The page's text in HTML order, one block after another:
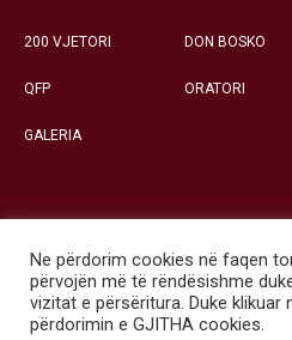
200 VJETORI DON BOSKO
QFP ORATORI
GALERIA
Qendra
Ne përdorim cookies në faqen
përvojën më të rëndësishme
vizitat e përsëritura. Duke klikuar
përdorimin e GJITHA cookies.